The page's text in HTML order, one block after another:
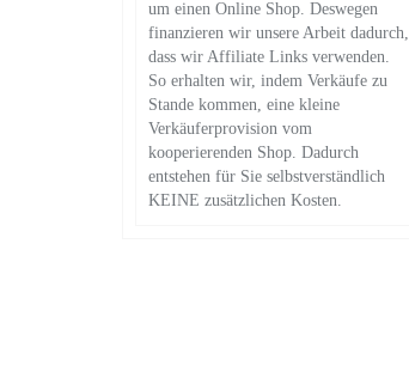
um einen Online Shop. Deswegen
finanzieren wir unsere Arbeit dadurch,
dass wir Affiliate Links verwenden.
So erhalten wir, indem Verkäufe zu
Stande kommen, eine kleine
Verkäuferprovision vom
kooperierenden Shop. Dadurch
entstehen für Sie selbstverständlich
KEINE zusätzlichen Kosten.